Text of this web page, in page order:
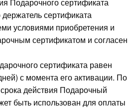
Подарочного сертификата
держатель сертификата
условиями приобретения и
сертификатом и согласен
сертификата равен
с момента его активации. По
действия Подарочный
быть использован для оплаты